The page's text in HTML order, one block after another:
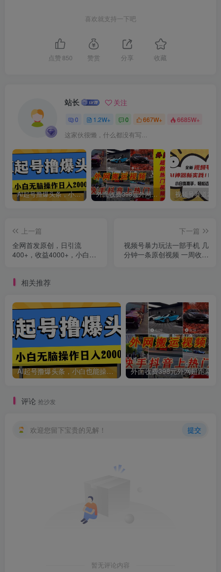
喜欢就支持一下吧
点赞 850 赞赏 分享 收藏
站长 关注
0 1.2W+ 0 667W+ 6685W+
这家伙很懒，什么都没有写...
AI起号撸爆头条，小白也能操作，日入2000+ 外面收费398元外网超跑豪车汽车视频搬运至快手抖音上热门项目
上一篇
全网首发原创，日引流
400+，收益4000+，小白手
下一篇
视频号暴力玩法一部手机 几
分钟一条原创视频 一周收益
相关推荐
AI起号撸爆头条，小白也能操作，日入2000+
评论 抢沙发
欢迎您留下宝贵的见解！ 提交
暂无评论内容